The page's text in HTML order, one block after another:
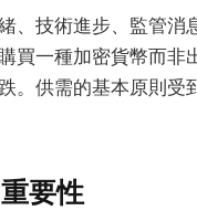
、技術進步、監管
買一種加密貨幣而非
。供需的基本原則
要性